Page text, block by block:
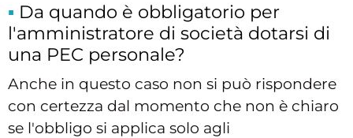
Da quando è obbligatorio per
l'amministratore di società dotarsi di
una PEC personale?
Anche in questo caso non si può rispondere
con certezza dal momento che non è chiaro
se l'obbligo si applica solo agli